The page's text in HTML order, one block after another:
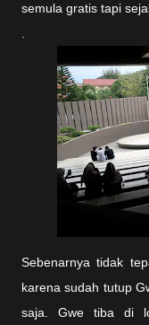
semula gratis tapi
Sebenarnya tidak
karena sudah tutup
saja. Gwe tiba di